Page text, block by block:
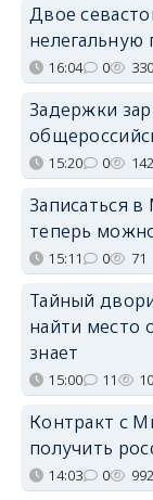
Двое
нелегальную
16:04 0 330
Задержки
15:20 0 142
Записаться
теперь
15:11 0 71
Тайный
найти место
знает
15:00 11
Контракт с
получить
14:03 0 992